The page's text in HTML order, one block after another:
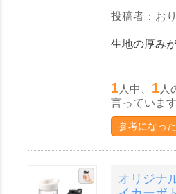
投稿者：おり
生地の厚み
1 人中、 1 人
言っています
参考になった
オリジナ